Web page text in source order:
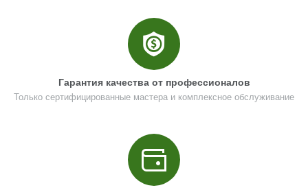
Гарантия качества от профессионалов
Только сертифицированные мастера и комплексное обслуживание